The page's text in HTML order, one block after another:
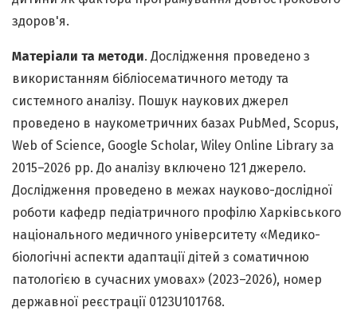
здоров'я.
Матеріали та методи. Дослідження проведено з
використанням бібліосематичного методу та
системного аналізу. Пошук наукових джерел
проведено в наукометричних базах PubMed, Scopus,
Web of Science, Google Scholar, Wiley Online Library за
2015–2026 рр. До аналізу включено 121 джерело.
Дослідження проведено в межах науково-дослідної
роботи кафедр педіатричного профілю Харківського
національного медичного університету «Медико-
біологічні аспекти адаптації дітей з соматичною
патологією в сучасних умовах» (2023–2026), номер
державної реєстрації 0123U101768.